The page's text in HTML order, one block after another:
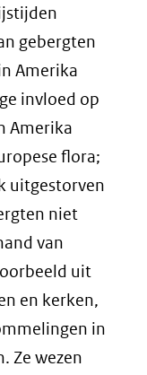
gebergten
Amerika
invloed op
Amerika
flora;
uitgestorven
niet
van
uit
en kerken,
in
Ze wezen